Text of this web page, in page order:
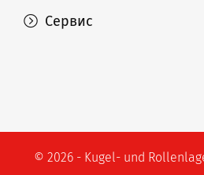
Сервис
© 2026 - Kugel- und